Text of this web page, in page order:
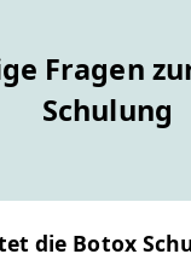
Fragen
Schulung
die Botox